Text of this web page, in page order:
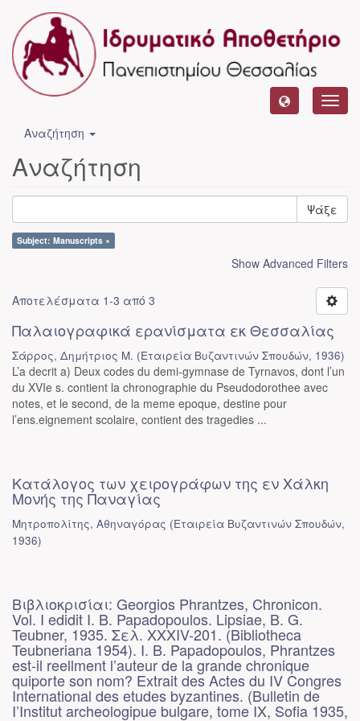
Αναζήτηση
Αναζήτηση
Ψάξε
Subject: Manuscripts ×
Show Advanced Filters
Αποτελέσματα 1-3 από 3
Παλαιογραφικά ερανίσματα εκ Θεσσαλίας
Σάρρος, Δημήτριος Μ. (Εταιρεία Βυζαντινών Σπουδών, 1936)
L’a decrit a) Deux codes du demi-gymnase de Tyrnavos, dont l’un
du XVIe s. contient la chronographie du Pseudodorothee avec
notes, et le second, de la meme epoque, destine pour
l’ens.eignement scolaire, contient des tragedies ...
Κατάλογος των χειρογράφων της εν Χάλκη
Μονής της Παναγίας
Μητροπολίτης, Αθηναγόρας (Εταιρεία Βυζαντινών Σπουδών,
1936)
Βιβλιοκρισίαι: Georgios Phrantzes, Chronicon.
Vol. I edidit I. B. Papadopoulos. Lipsiae, B. G.
Teubner, 1935. Σελ. XXXIV-201. (Bibliotheca
Teubneriana 1954). I. B. Papadopoulos, Phrantzes
est-il reellment l’auteur de la grande chronique
quiporte son nom? Extrait des Actes du IV Congres
International des etudes byzantines. (Bulletin de
I’Institut archeologipue bulgare, tome IX, Sofia 1935,